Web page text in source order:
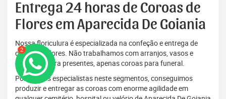
2
Entrega 24 horas de Coroas de
Flores em Aparecida De Goiania
Nossa floriculura é especializada na confeção e entrega de
coroas de flores. Não trabalhamos com arranjos, vasos e
bouquets para presentes, apenas coroas para funeral.
Por sermos especialistas neste segmentos, conseguimos
produzir e entregar as coroas com enorme agilidade em